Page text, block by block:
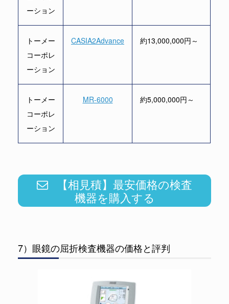
ーション
トーメー
コーポレ
ーション
CASIA2Advance 約13,000,000円～
トーメー
コーポレ
ーション
MR-6000 約5,000,000円～
【相見積】最安価格の検査
機器を購入する
7）眼鏡の屈折検査機器の価格と評判